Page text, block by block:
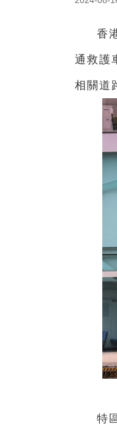
香
通救護
相關道
特